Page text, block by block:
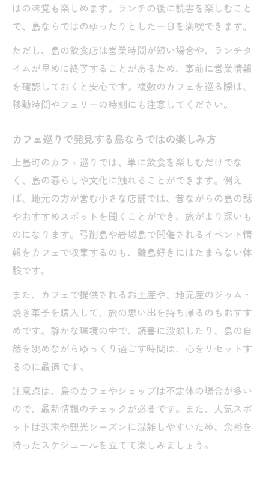
はの味覚も楽しめます。ランチの後に読書を楽しむこと
で、島ならではのゆったりとした一日を満喫できます。
ただし、島の飲食店は営業時間が短い場合や、ランチタ
イムが早めに終了することがあるため、事前に営業情報
を確認しておくと安心です。複数のカフェを巡る際は、
移動時間やフェリーの時刻にも注意してください。
カフェ巡りで発見する島ならではの楽しみ方
上島町のカフェ巡りでは、単に飲食を楽しむだけでな
く、島の暮らしや文化に触れることができます。例え
ば、地元の方が営む小さな店舗では、昔ながらの島の話
やおすすめスポットを聞くことができ、旅がより深いも
のになります。弓削島や岩城島で開催されるイベント情
報をカフェで収集するのも、離島好きにはたまらない体
験です。
また、カフェで提供されるお土産や、地元産のジャム・
焼き菓子を購入して、旅の思い出を持ち帰るのもおすす
めです。静かな環境の中で、読書に没頭したり、島の自
然を眺めながらゆっくり過ごす時間は、心をリセットす
るのに最適です。
注意点は、島のカフェやショップは不定休の場合が多い
ので、最新情報のチェックが必要です。また、人気スポ
ットは週末や観光シーズンに混雑しやすいため、余裕を
持ったスケジュールを立てて楽しみましょう。